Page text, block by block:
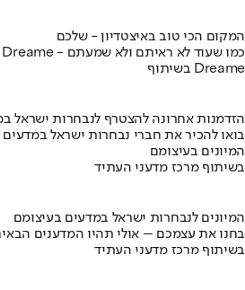
המקום הכי טוב באיצטדיון - שלכם
המונדיאל עם מסכי Dreame - כמו שעוד לא ראיתם ולא שמעתם
בשיתוף Dreame
הזדמנות אחרונה להצטרף לנבחרות ישראל
בואו להכיר את חברי נבחרות ישראל
המיונים בעיצומם
בשיתוף מרכז מדעני העתיד
המיונים לנבחרות ישראל במדעים בעיצומם
בחנו את עצמכם – אולי תהיו המדענים
בשיתוף מרכז מדעני העתיד